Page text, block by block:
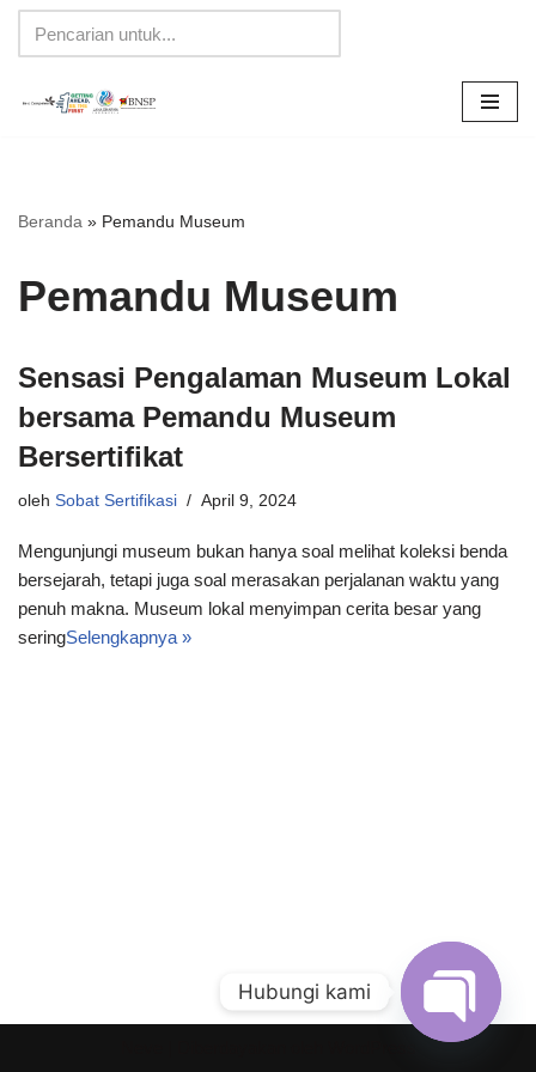
Lompat
Beranda » Pemandu Museum
Pemandu Museum
Sensasi Pengalaman Museum Lokal
bersama Pemandu Museum
Bersertifikat
oleh Sobat Sertifikasi April 9, 2024
Mengunjungi museum bukan hanya soal melihat koleksi benda
bersejarah, tetapi juga soal merasakan perjalanan waktu yang
penuh makna. Museum lokal menyimpan cerita besar yang
seringSelengkapnya »
Hubungi kami